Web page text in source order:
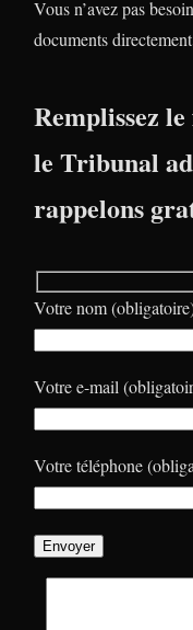
Vous n’avez pas
documents
Remplissez
le Tribunal
rappelons
Votre nom
Votre e-mail
Votre téléphone